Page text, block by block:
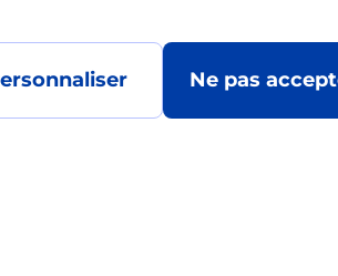
Ne pas
votre boîte aux